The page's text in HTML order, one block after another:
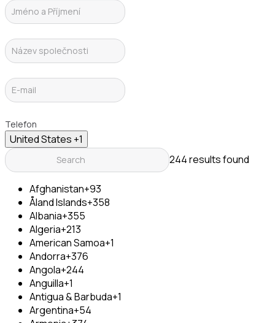
Telefon
United States +1
244 results found
Afghanistan+93
Åland Islands+358
Albania+355
Algeria+213
American Samoa+1
Andorra+376
Angola+244
Anguilla+1
Antigua & Barbuda+1
Argentina+54